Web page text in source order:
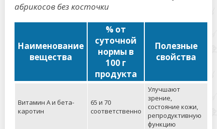
абрикосов без косточки
Наименование
вещества
% от
суточной
нормы в
100 г
продукта
Полезные
свойства
Витамин А и бета-
каротин
65 и 70
соответственно
Улучшают
зрение,
состояние кожи,
репродуктивную
функцию